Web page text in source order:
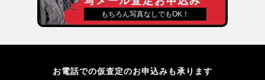
もちろん写真なしでもOK！
お電話での仮査定のお申込みも承ります